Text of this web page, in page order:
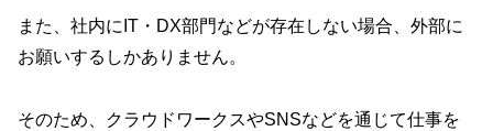
また、社内にIT・DX部門などが存在しない場合、外部に
お願いするしかありません。
そのため、クラウドワークスやSNSなどを通じて仕事を